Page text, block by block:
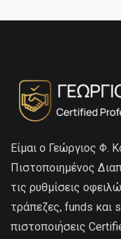
Είμαι ο Γεώργιος Φ.
Πιστοποιημένος
τις ρυθμίσεις
τράπεζες, funds και
πιστοποιήσεις